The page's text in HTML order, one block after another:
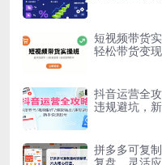
短视频带货
轻松带货变现
抖音运营全
违规避坑，
拼多多可复